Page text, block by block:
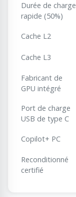
Durée de charge
rapide (50%)
Cache L2
Cache L3
Fabricant de
GPU intégré
Port de charge
USB de type C
Copilot+ PC
Reconditionné
certifié